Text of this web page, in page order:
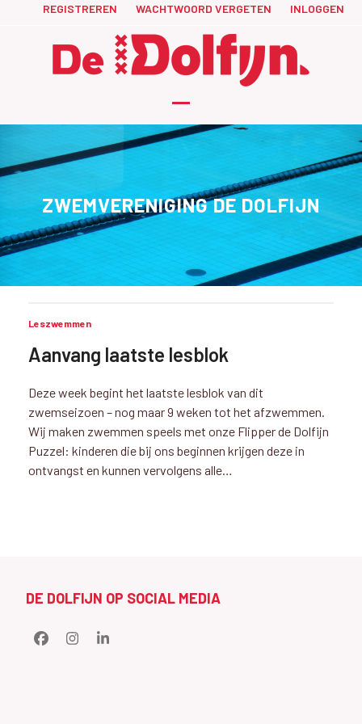
REGISTREREN WACHTWOORD VERGETEN INLOGGEN
Open
Close
ZWEMVERENIGING DE DOLFIJN
Leszwemmen
Aanvang laatste lesblok
Deze week begint het laatste lesblok van dit
zwemseizoen – nog maar 9 weken tot het afzwemmen.
Wij maken zwemmen speels met onze Flipper de Dolfijn
Puzzel: kinderen die bij ons beginnen krijgen deze in
ontvangst en kunnen vervolgens alle…
DE DOLFIJN OP SOCIAL MEDIA
FacebookInstagramLinkedIn